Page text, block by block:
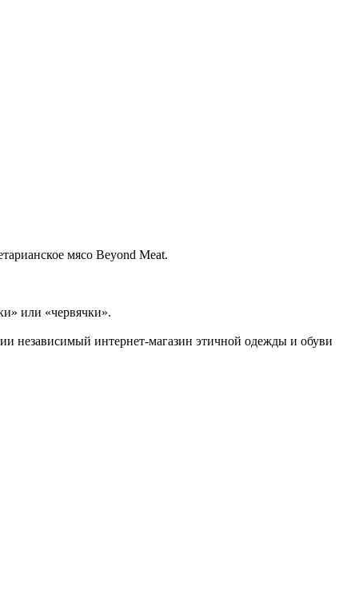
мясо Beyond Meat.
или «червячки».
независимый интернет-магазин этичной одежды и обуви